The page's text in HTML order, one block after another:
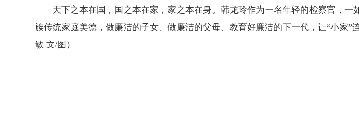
天下之本在国，国之本在家，家之本在身。韩龙玲作为一名年轻的检察官，
族传统家庭美德，做廉洁的子女、做廉洁的父母、教育好廉洁的下一代，让“小家
敏 文/图）